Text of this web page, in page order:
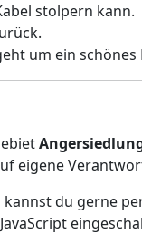
stolpern kann.
um ein
eigene
du gerne